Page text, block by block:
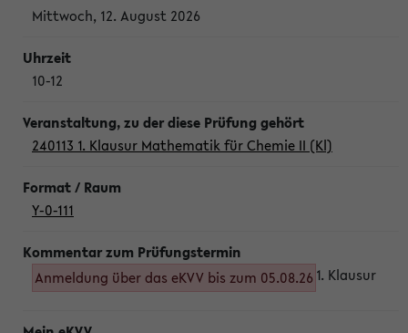
Mittwoch, 12. August 2026
10-12
240113 1. Klausur Mathematik für Chemie II (Kl)
Y-0-111
Anmeldung über das eKVV bis zum 05.08.26 1. Klausur